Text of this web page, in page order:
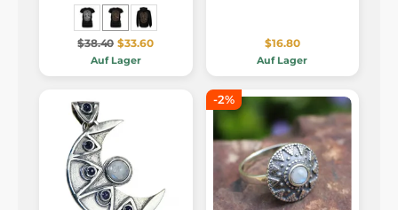
$38.40 $33.60
Auf Lager
$16.80
Auf Lager
-2%